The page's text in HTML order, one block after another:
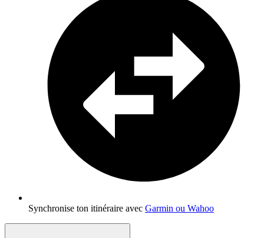
Synchronise ton itinéraire avec Garmin ou Wahoo